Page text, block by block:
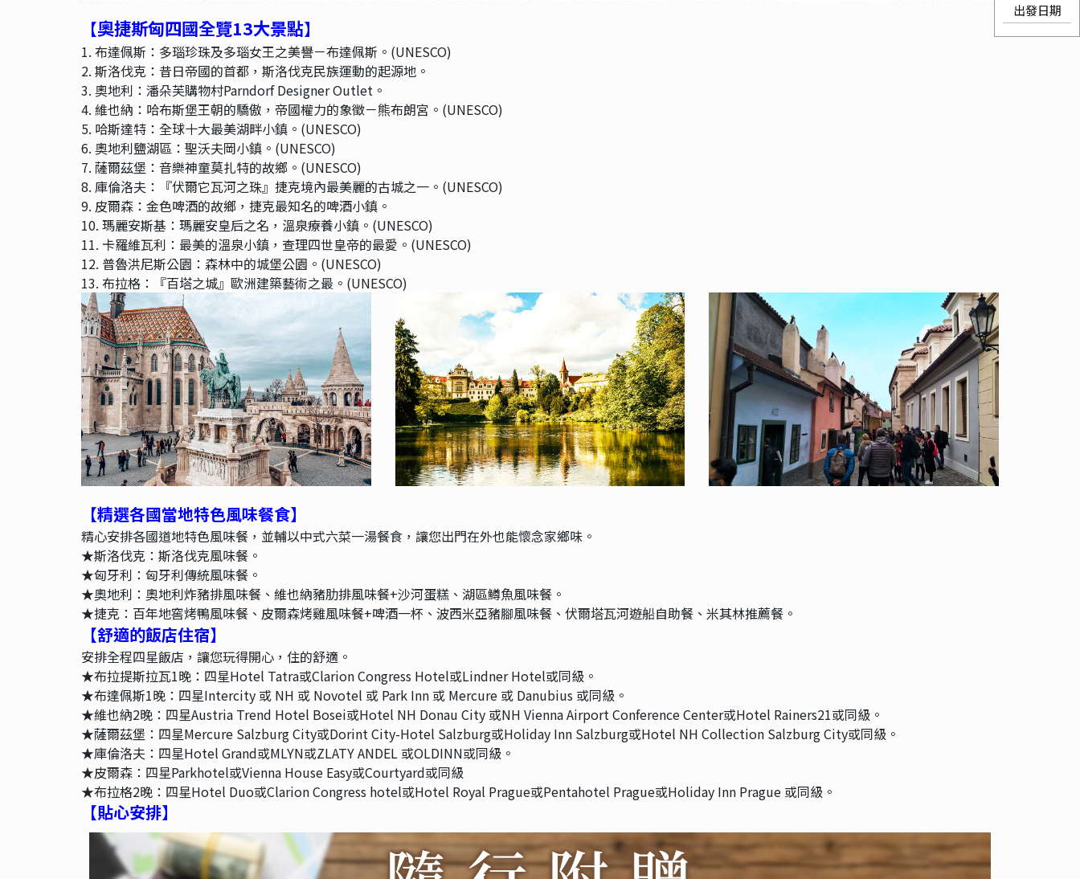
出發日期
【奧捷斯匈四國全覽13大景點】
1. 布達佩斯：多瑙珍珠及多瑙女王之美譽－布達佩斯。(UNESCO)
2. 斯洛伐克：昔日帝國的首都，斯洛伐克民族運動的起源地。
3. 奧地利：潘朵芙購物村Parndorf Designer Outlet。
4. 維也納：哈布斯堡王朝的驕傲，帝國權力的象徵－熊布朗宮。(UNESCO)
5. 哈斯達特：全球十大最美湖畔小鎮。(UNESCO)
6. 奧地利鹽湖區：聖沃夫岡小鎮。(UNESCO)
7. 薩爾茲堡：音樂神童莫扎特的故鄉。(UNESCO)
8. 庫倫洛夫：『伏爾它瓦河之珠』捷克境內最美麗的古城之一。(UNESCO)
9. 皮爾森：金色啤酒的故鄉，捷克最知名的啤酒小鎮。
10. 瑪麗安斯基：瑪麗安皇后之名，溫泉療養小鎮。(UNESCO)
11. 卡羅維瓦利：最美的溫泉小鎮，查理四世皇帝的最愛。(UNESCO)
12. 普魯洪尼斯公園：森林中的城堡公園。(UNESCO)
13. 布拉格：『百塔之城』歐洲建築藝術之最。(UNESCO)
【精選各國當地特色風味餐食】
精心安排各國道地特色風味餐，並輔以中式六菜一湯餐食，讓您出門在外也能懷念家鄉味。
★斯洛伐克：斯洛伐克風味餐。
★匈牙利：匈牙利傳統風味餐。
★奧地利：奧地利炸豬排風味餐、維也納豬肋排風味餐+沙河蛋糕、湖區鱒魚風味餐。
★捷克：百年地窖烤鴨風味餐、皮爾森烤雞風味餐+啤酒一杯、波西米亞豬腳風味餐、伏爾塔瓦河遊船自助餐、米其林推薦餐。
【舒適的飯店住宿】
安排全程四星飯店，讓您玩得開心，住的舒適。
★布拉提斯拉瓦1晚：四星Hotel Tatra或Clarion Congress Hotel或Lindner Hotel或同級。
★布達佩斯1晚：四星Intercity 或 NH 或 Novotel 或 Park Inn 或 Mercure 或 Danubius 或同級。
★維也納2晚：四星Austria Trend Hotel Bosei或Hotel NH Donau City 或NH Vienna Airport Conference Center或Hotel Rainers21或同級。
★薩爾茲堡：四星Mercure Salzburg City或Dorint City-Hotel Salzburg或Holiday Inn Salzburg或Hotel NH Collection Salzburg City或同級。
★庫倫洛夫：四星Hotel Grand或MLYN或ZLATY ANDEL 或OLDINN或同級。
★皮爾森：四星Parkhotel或Vienna House Easy或Courtyard或同級
★布拉格2晚：四星Hotel Duo或Clarion Congress hotel或Hotel Royal Prague或Pentahotel Prague或Holiday Inn Prague 或同級。
【貼心安排】